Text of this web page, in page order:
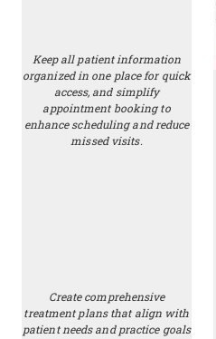
Keep all patient information
organized in one place for quick
access, and simplify
appointment booking to
enhance scheduling and reduce
missed visits.
Create comprehensive
treatment plans that align with
patient needs and practice goals